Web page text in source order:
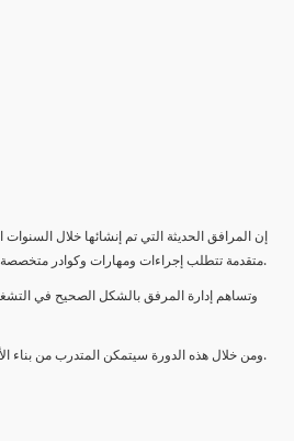
متقدمة تتطلب إجراءات ومهارات وكوادر متخصصة ومؤهلة لإدارتها وتشغیلھا وصیانتھا.
•ومن خلال ھذه الدورة سيتمكن المتدرب من بناء الأسس المعرفية عن إدارة المرافق.